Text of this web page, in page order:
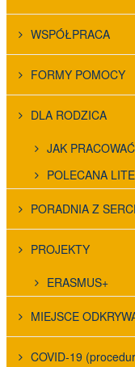
WSPÓŁPRACA
FORMY POMOCY
DLA RODZICA
JAK
POLECANA
PORADNIA Z
PROJEKTY
ERASMUS+
MIEJSCE
COVID-19